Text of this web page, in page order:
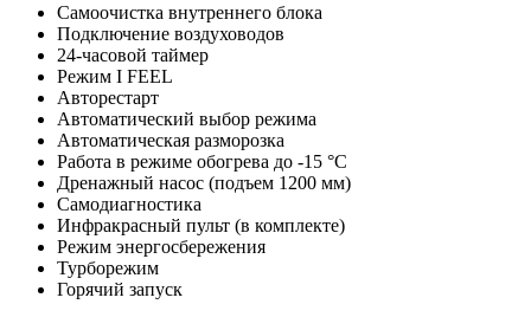
Самоочистка внутреннего блока
Подключение воздуховодов
24-часовой таймер
Режим I FEEL
Авторестарт
Автоматический выбор режима
Автоматическая разморозка
Работа в режиме обогрева до -15 °С
Дренажный насос (подъем 1200 мм)
Самодиагностика
Инфракрасный пульт (в комплекте)
Режим энергосбережения
Турборежим
Горячий запуск